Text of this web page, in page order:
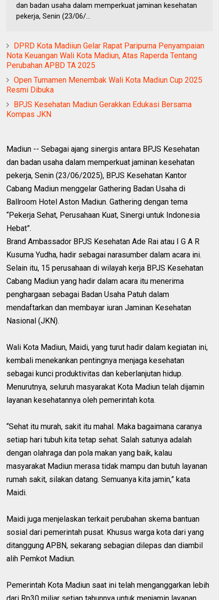
dan badan usaha dalam memperkuat jaminan kesehatan
pekerja, Senin (23/06/...
DPRD Kota Madiiun Gelar Rapat Paripurna Penyampaian
Nota Keuangan Wali Kota Madiun, Atas Raperda Tentang
Perubahan APBD TA 2025
Open Turnamen Menembak Wali Kota Madiun Cup 2025
Resmi Dibuka
BPJS Kesehatan Madiun Gerakkan Edukasi Bersama
Kompas JKN
Madiun -- Sebagai ajang sinergis antara BPJS Kesehatan
dan badan usaha dalam memperkuat jaminan kesehatan
pekerja, Senin (23/06/2025), BPJS Kesehatan Kantor
Cabang Madiun menggelar Gathering Badan Usaha di
Ballroom Hotel Aston Madiun. Gathering dengan tema
“Pekerja Sehat, Perusahaan Kuat, Sinergi untuk Indonesia
Hebat”.
Brand Ambassador BPJS Kesehatan Ade Rai atau I G A R
Kusuma Yudha, hadir sebagai narasumber dalam acara ini.
Selain itu, 15 perusahaan di wilayah kerja BPJS Kesehatan
Cabang Madiun yang hadir dalam acara itu menerima
penghargaan sebagai Badan Usaha Patuh dalam
mendaftarkan dan membayar iuran Jaminan Kesehatan
Nasional (JKN).
Wali Kota Madiun, Maidi, yang turut hadir dalam kegiatan ini,
kembali menekankan pentingnya menjaga kesehatan
sebagai kunci produktivitas dan keberlanjutan hidup.
Menurutnya, seluruh masyarakat Kota Madiun telah dijamin
layanan kesehatannya oleh pemerintah kota.
“Sehat itu murah, sakit itu mahal. Maka bagaimana caranya
setiap hari tubuh kita tetap sehat. Salah satunya adalah
dengan olahraga dan pola makan yang baik, kalau
masyarakat Madiun merasa tidak mampu dan butuh layanan
rumah sakit, silakan datang. Semuanya kita jamin,” kata
Maidi.
Maidi juga menjelaskan terkait perubahan skema bantuan
sosial dari pemerintah pusat. Khusus warga kota dari yang
ditanggung APBN, sekarang sebagian dilepas dan diambil
alih Pemkot Madiun.
Pemerintah Kota Madiun saat ini telah menganggarkan lebih